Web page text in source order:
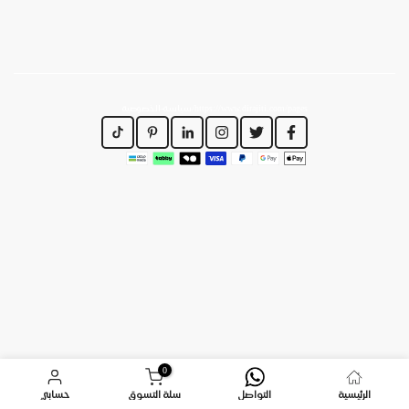
الرئيسية التواصل
0
سلة التسوق حسابي